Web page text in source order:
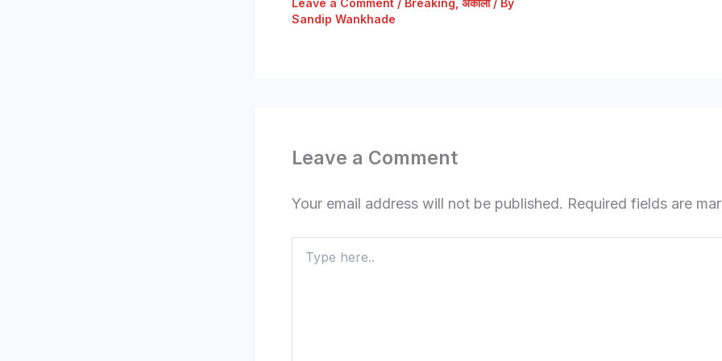
Leave a Comment / Breaking अकोला/ By
Sandip Wankhade
Leave a Comment
Your email address will not be published. Required fields are
here..